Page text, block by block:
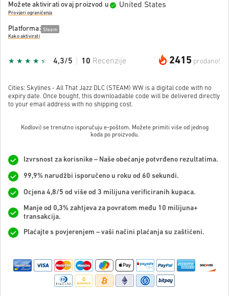
Možete aktivirati ovaj proizvod u United States
Provjeri ograničenja
Platforma: Steam
Kako aktivirati
2415 prodano!
4,3/5 10 Recenzije
Cities: Skylines - All That Jazz DLC (STEAM) WW is a digital code with no
expiry date. Once bought, this downloadable code will be delivered directly
to your email address with no shipping cost.
Kod(ovi) se trenutno isporučuju e-poštom. Možete primiti više od jednog
koda po proizvodu.
Izvrsnost za korisnike – Naše obećanje potvrđeno rezultatima.
99,9% narudžbi isporučeno u roku od 60 sekundi.
Ocjena 4,8/5 od više od 3 milijuna verificiranih kupaca.
Manje od 0,3% zahtjeva za povratom među 10 milijuna+
transakcija.
Plaćajte s povjerenjem – vaši načini plaćanja su zaštićeni.